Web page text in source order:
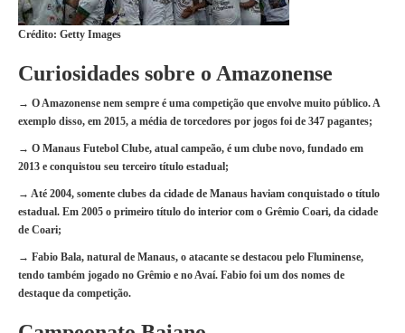
Crédito: Getty Images
Curiosidades sobre o Amazonense
→ O Amazonense nem sempre é uma competição que envolve muito público. A
exemplo disso, em 2015, a média de torcedores por jogos foi de 347 pagantes;
→ O Manaus Futebol Clube, atual campeão, é um clube novo, fundado em
2013 e conquistou seu terceiro título estadual;
→ Até 2004, somente clubes da cidade de Manaus haviam conquistado o título
estadual. Em 2005 o primeiro título do interior com o Grêmio Coari, da cidade
de Coari;
→ Fabio Bala, natural de Manaus, o atacante se destacou pelo Fluminense,
tendo também jogado no Grêmio e no Avaí. Fabio foi um dos nomes de
destaque da competição.